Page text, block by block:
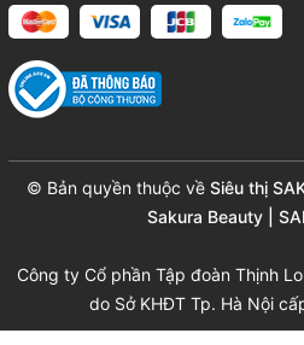
© Bản quyền thuộc về Siêu thị
Sakura Beauty |
Công ty Cổ phần Tập đoàn Thịnh
do Sở KHĐT Tp. Hà Nội